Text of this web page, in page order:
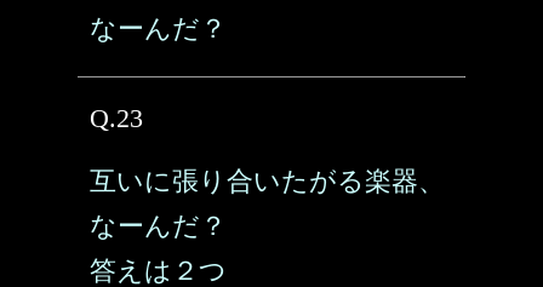
なーんだ？
Q.23
互いに張り合いたがる楽器、
なーんだ？
答えは２つ